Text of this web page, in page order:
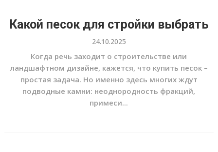
Какой песок для стройки выбрать
24.10.2025
Когда речь заходит о строительстве или
ландшафтном дизайне, кажется, что купить песок –
простая задача. Но именно здесь многих ждут
подводные камни: неоднородность фракций,
примеси...